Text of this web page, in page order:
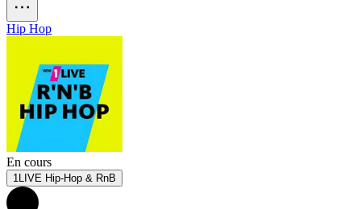
Hip Hop
En cours
1LIVE Hip-Hop & RnB